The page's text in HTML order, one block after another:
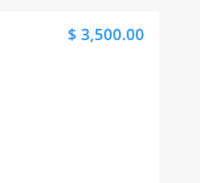
$ 3,500.00